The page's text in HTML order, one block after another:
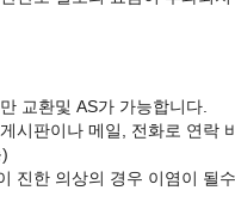
교환및 AS가 가능합니다.
시판이나 메일, 전화로 연락
진한 의상의 경우 이염이 될